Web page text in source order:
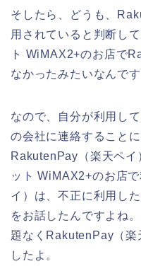
そしたら、どうも、
用されていると判断し
ト WiMAX2+のお店で
なかったみたいなんです
なので、自分が利用し
の会社に連絡すること
RakutenPay（楽天ペ
ット WiMAX2+のお店
イ）は、不正に利用し
をお話したんですよね
題なくRakutenPay（楽
したよ。